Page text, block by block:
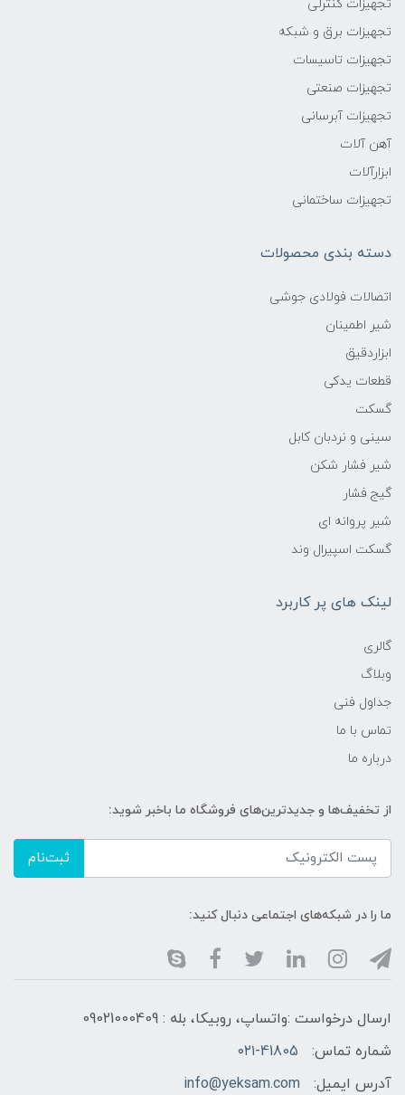
تجهیزات کنترلی
تجهیزات برق و شبکه
تجهیزات تاسیسات
تجهیزات صنعتی
تجهیزات آبرسانی
آهن آلات
ابزارآلات
تجهیزات ساختمانی
دسته بندی محصولات
اتصالات فولادی جوشی
شیر اطمینان
ابزاردقیق
قطعات یدکی
گسکت
سینی و نردبان کابل
شیر فشار شکن
گیج فشار
شیر پروانه ای
گسکت اسپیرال وند
لینک های پر کاربرد
گالری
وبلاگ
جداول فنی
تماس با ما
درباره ما
از تخفیف‌ها و جدیدترین‌های فروشگاه ما باخبر شوید:
ثبت‌نام
ما را در شبکه‌های اجتماعی دنبال کنید:
ارسال درخواست :واتساپ، روبیکا، بله : 09021000409
شماره تماس:
۰۲۱-41805
آدرس ایمیل:
info@yeksam.com